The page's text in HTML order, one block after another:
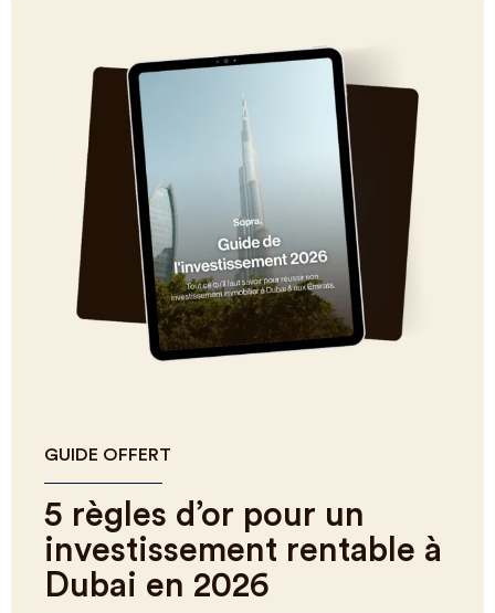
GUIDE OFFERT
5 règles d’or pour un
investissement rentable à
Dubai en 2026